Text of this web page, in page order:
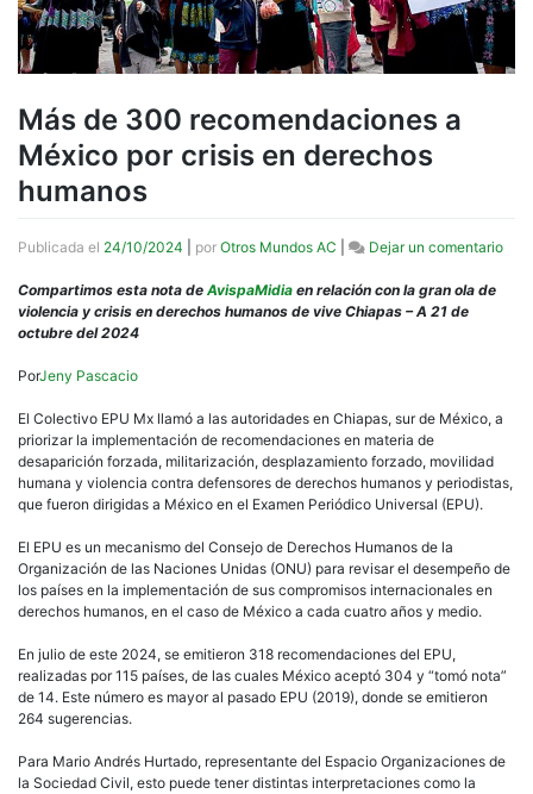
Más de 300 recomendaciones a
México por crisis en derechos
humanos
Publicada el 24/10/2024 por Otros Mundos AC Dejar un comentarioen
Compartimos esta nota de AvispaMidia en relación con la gran ola de
violencia y crisis en derechos humanos de vive Chiapas – A 21 de
octubre del 2024
PorJeny Pascacio
El Colectivo EPU Mx llamó a las autoridades en Chiapas, sur de México, a
priorizar la implementación de recomendaciones en materia de
desaparición forzada, militarización, desplazamiento forzado, movilidad
humana y violencia contra defensores de derechos humanos y periodistas,
que fueron dirigidas a México en el Examen Periódico Universal (EPU).
El EPU es un mecanismo del Consejo de Derechos Humanos de la
Organización de las Naciones Unidas (ONU) para revisar el desempeño de
los países en la implementación de sus compromisos internacionales en
derechos humanos, en el caso de México a cada cuatro años y medio.
En julio de este 2024, se emitieron 318 recomendaciones del EPU,
realizadas por 115 países, de las cuales México aceptó 304 y “tomó nota”
de 14. Este número es mayor al pasado EPU (2019), donde se emitieron
264 sugerencias.
Para Mario Andrés Hurtado, representante del Espacio Organizaciones de
la Sociedad Civil, esto puede tener distintas interpretaciones como la